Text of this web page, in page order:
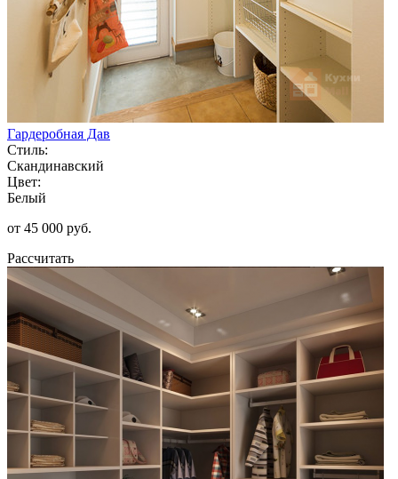
Гардеробная Дав
Стиль:
Скандинавский
Цвет:
Белый
от 45 000 руб.
Рассчитать